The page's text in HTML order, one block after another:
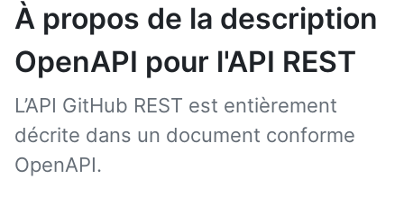
À propos de la description
OpenAPI pour l'API REST
L’API GitHub REST est entièrement
décrite dans un document conforme
OpenAPI.